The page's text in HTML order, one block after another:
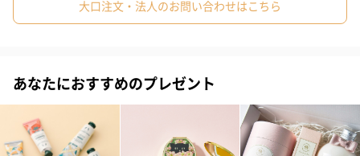
ックスにお使いいただけます。
3つの植物油について
プロバンスの伝統や歴史を受け継ぐべく、地元の生産者やデザイ
ナーとの取り組みを強化しています。エクストラピュアは、全ア
#20代後半 #30代 #40代 #50代
大口注文・法人のお問い合わせはこちら
あなたにおすすめのプレゼント